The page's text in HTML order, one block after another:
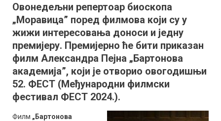
Вечерас
„Бартонова
„Јорговани”
Овонедељни репертоар биоскопа
„Моравица” поред филмова који су у
жижи интересовања доноси и једну
премијеру. Премијерно ће бити приказан
филм Александра Пејна „Бартонова
академија”, који је отворио овогодишњи
52. ФЕСТ (Међународни филмски
фестивал ФЕСТ 2024.).
Филм „Бартонова